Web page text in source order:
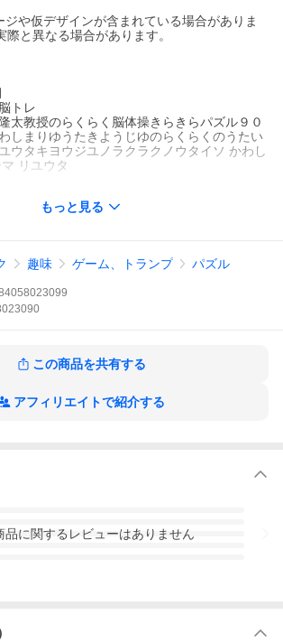
や仮デザインが含まれている場合がありま
と異なる場合があります。
トレ
太教授のらくらく脳体操きらきらパズル９０
しまりゆうたきようじゆのらくらくのうたい
ウタキヨウジユノラクラクノウタイソ かわし
リユウタ
トレ
操！熟語だるま落とし、シャッフル四字熟
え、時計で計算、読みスケルトン、漢字探し
もっと見る
趣味 ゲーム、トランプ パズル
この商品を共有する
アフィリエイトで紹介する
品に関するレビューはありません